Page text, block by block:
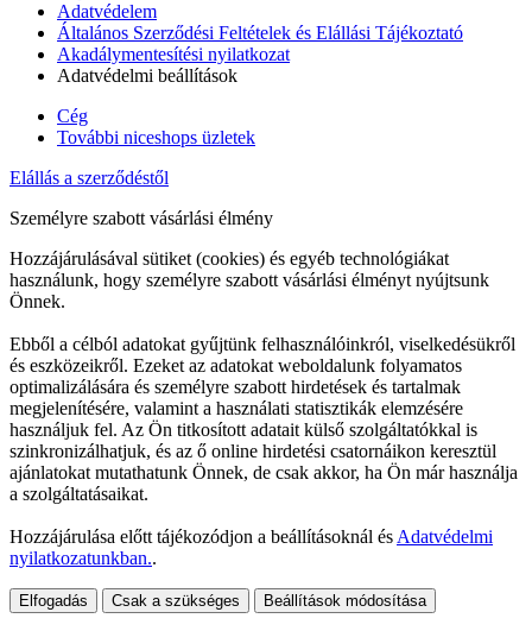
Adatvédelem
Általános Szerződési Feltételek és Elállási Tájékoztató
Akadálymentesítési nyilatkozat
Adatvédelmi beállítások
Cég
További niceshops üzletek
Elállás a szerződéstől
Személyre szabott vásárlási élmény
Hozzájárulásával sütiket (cookies) és egyéb technológiákat
használunk, hogy személyre szabott vásárlási élményt nyújtsunk
Önnek.
Ebből a célból adatokat gyűjtünk felhasználóinkról, viselkedésükről
és eszközeikről. Ezeket az adatokat weboldalunk folyamatos
optimalizálására és személyre szabott hirdetések és tartalmak
megjelenítésére, valamint a használati statisztikák elemzésére
használjuk fel. Az Ön titkosított adatait külső szolgáltatókkal is
szinkronizálhatjuk, és az ő online hirdetési csatornáikon keresztül
ajánlatokat mutathatunk Önnek, de csak akkor, ha Ön már használja
a szolgáltatásaikat.
Hozzájárulása előtt tájékozódjon a beállításoknál ésAdatvédelmi
nyilatkozatunkban..
Elfogadás Csak a szükséges Beállítások módosítása